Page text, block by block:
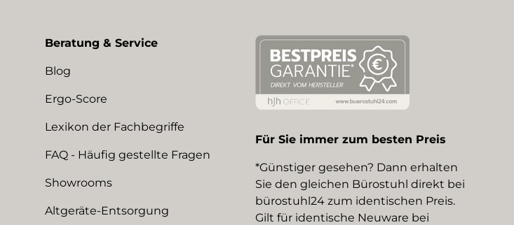
Beratung & Service
Blog
Ergo-Score
Lexikon der Fachbegriffe
FAQ - Häufig gestellte Fragen
Showrooms
Altgeräte-Entsorgung
Für Sie immer zum besten Preis
*Günstiger gesehen? Dann erhalten
Sie den gleichen Bürostuhl direkt bei
bürostuhl24 zum identischen Preis.
Gilt für identische Neuware bei